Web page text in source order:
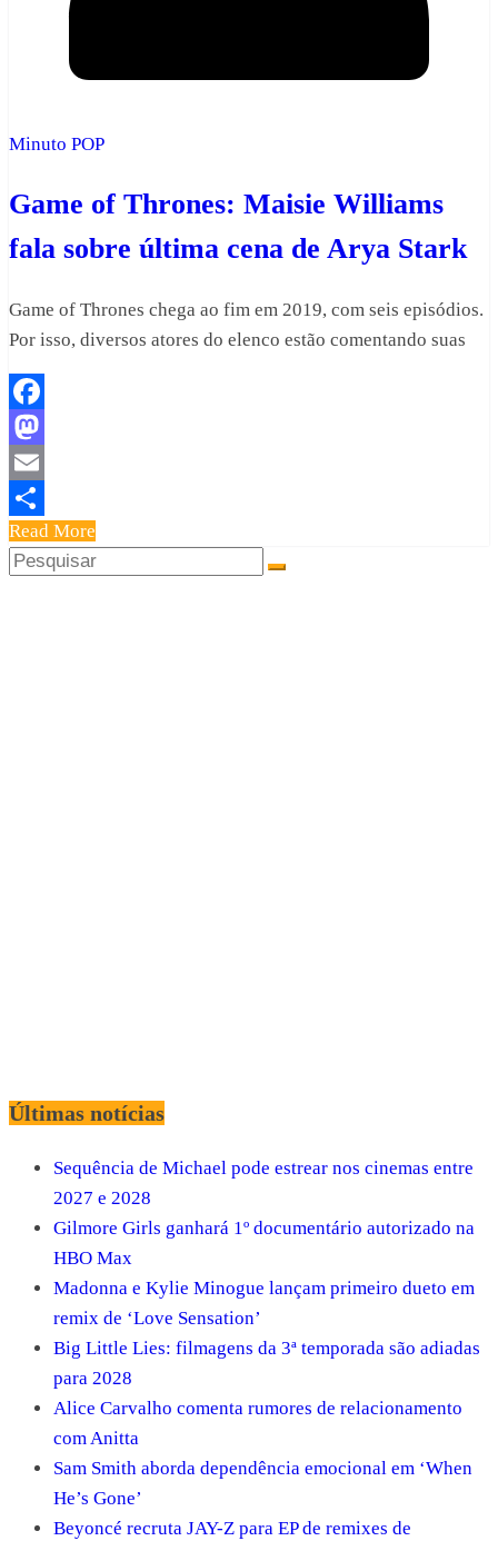
Minuto POP
Game of Thrones: Maisie Williams
fala sobre última cena de Arya Stark
Game of Thrones chega ao fim em 2019, com seis episódios.
Por isso, diversos atores do elenco estão comentando suas
Facebook
Mastodon
Email
Share
Read More
Últimas notícias
Sequência de Michael pode estrear nos cinemas entre
2027 e 2028
Gilmore Girls ganhará 1º documentário autorizado na
HBO Max
Madonna e Kylie Minogue lançam primeiro dueto em
remix de ‘Love Sensation’
Big Little Lies: filmagens da 3ª temporada são adiadas
para 2028
Alice Carvalho comenta rumores de relacionamento
com Anitta
Sam Smith aborda dependência emocional em ‘When
He’s Gone’
Beyoncé recruta JAY-Z para EP de remixes de